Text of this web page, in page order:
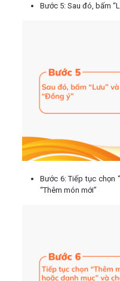
Bước 5: Sau đó, bấm
Bước 6: Tiếp tục chọn
“Thêm món mới”